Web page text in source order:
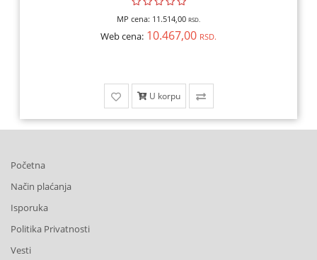
MP cena: 11.514,00 RSD.
Web cena: 10.467,00 RSD.
U korpu
Početna
Način plaćanja
Isporuka
Politika Privatnosti
Vesti